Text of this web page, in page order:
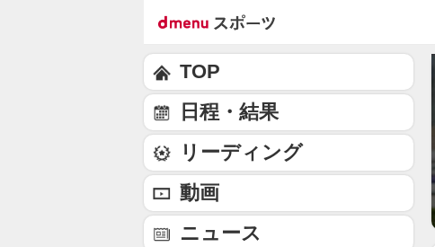
TOP
日程・結果
リーディング
動画
ニュース